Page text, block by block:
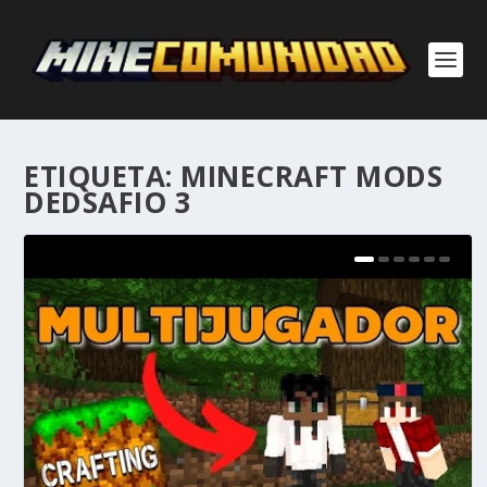
ETIQUETA: MINECRAFT MODS
DEDSAFIO 3